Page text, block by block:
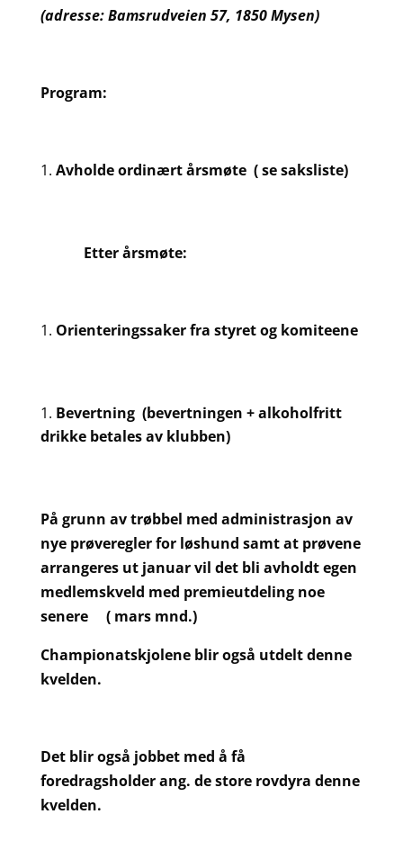
(adresse: Bamsrudveien 57, 1850 Mysen)
Program:
Avholde ordinært årsmøte ( se saksliste)
Etter årsmøte:
Orienteringssaker fra styret og komiteene
Bevertning (bevertningen + alkoholfritt
drikke betales av klubben)
På grunn av trøbbel med administrasjon av
nye prøveregler for løshund samt at prøvene
arrangeres ut januar vil det bli avholdt egen
medlemskveld med premieutdeling noe
senere ( mars mnd.)
Championatskjolene blir også utdelt denne
kvelden.
Det blir også jobbet med å få
foredragsholder ang. de store rovdyra denne
kvelden.